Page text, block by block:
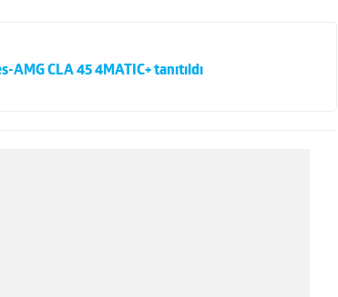
AMG CLA 45 4MATIC+ tanıtıldı